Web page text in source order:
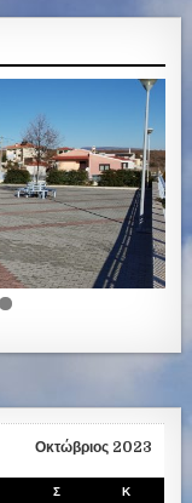
Οκτώβριος 2023
Σ Κ